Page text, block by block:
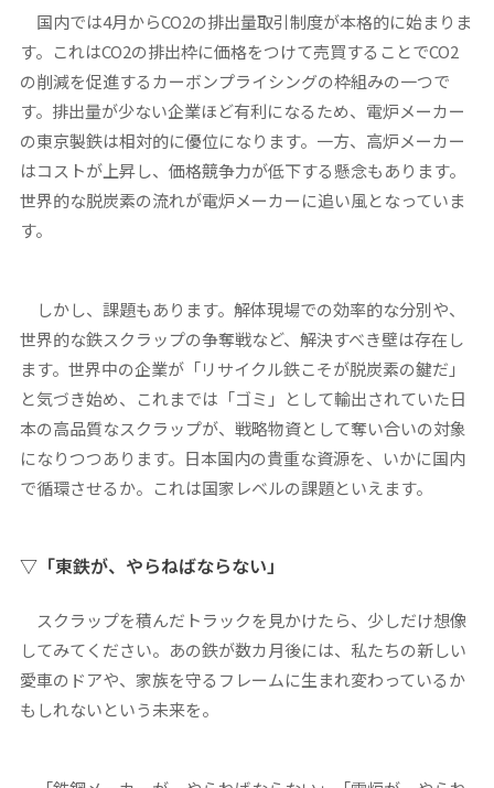
国内では4月からCO2の排出量取引制度が本格的に始まりま
す。これはCO2の排出枠に価格をつけて売買することでCO2
の削減を促進するカーボンプライシングの枠組みの一つで
す。排出量が少ない企業ほど有利になるため、電炉メーカー
の東京製鉄は相対的に優位になります。一方、高炉メーカー
はコストが上昇し、価格競争力が低下する懸念もあります。
世界的な脱炭素の流れが電炉メーカーに追い風となっていま
す。
しかし、課題もあります。解体現場での効率的な分別や、
世界的な鉄スクラップの争奪戦など、解決すべき壁は存在し
ます。世界中の企業が「リサイクル鉄こそが脱炭素の鍵だ」
と気づき始め、これまでは「ゴミ」として輸出されていた日
本の高品質なスクラップが、戦略物資として奪い合いの対象
になりつつあります。日本国内の貴重な資源を、いかに国内
で循環させるか。これは国家レベルの課題といえます。
▽「東鉄が、やらねばならない」
スクラップを積んだトラックを見かけたら、少しだけ想像
してみてください。あの鉄が数カ月後には、私たちの新しい
愛車のドアや、家族を守るフレームに生まれ変わっているか
もしれないという未来を。